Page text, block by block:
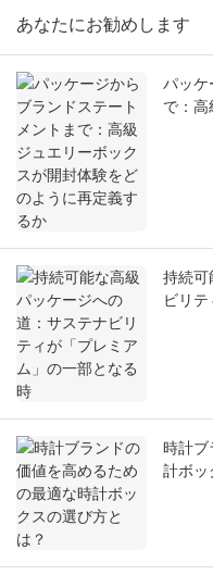
あなたにお勧めします
パッケ
で：高
持続可
ビリ
時計ブ
計ボッ